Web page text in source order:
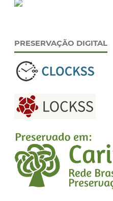
PRESERVAÇÃO DIGITAL